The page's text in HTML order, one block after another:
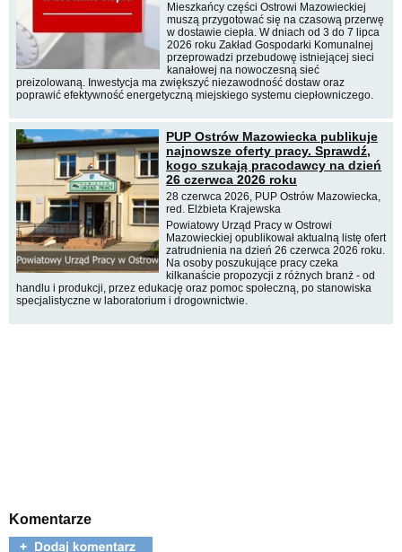
Mieszkańcy części Ostrowi Mazowieckiej
muszą przygotować się na czasową przerwę
w dostawie ciepła. W dniach od 3 do 7 lipca
2026 roku Zakład Gospodarki Komunalnej
przeprowadzi przebudowę istniejącej sieci
kanałowej na nowoczesną sieć
preizolowaną. Inwestycja ma zwiększyć niezawodność dostaw oraz
poprawić efektywność energetyczną miejskiego systemu ciepłowniczego.
PUP Ostrów Mazowiecka publikuje
najnowsze oferty pracy. Sprawdź,
kogo szukają pracodawcy na dzień
26 czerwca 2026 roku
28 czerwca 2026, PUP Ostrów Mazowiecka,
red. Elżbieta Krajewska
Powiatowy Urząd Pracy w Ostrowi
Mazowieckiej opublikował aktualną listę ofert
zatrudnienia na dzień 26 czerwca 2026 roku.
Na osoby poszukujące pracy czeka
kilkanaście propozycji z różnych branż - od
handlu i produkcji, przez edukację oraz pomoc społeczną, po stanowiska
specjalistyczne w laboratorium i drogownictwie.
Komentarze